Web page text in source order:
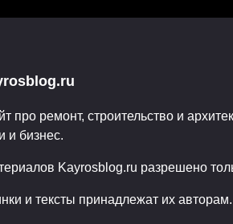
42 23.09.2010
про ремонт, строительство и
и бизнес.
Kayrosblog.ru разрешено
и тексты принадлежат их авторам.